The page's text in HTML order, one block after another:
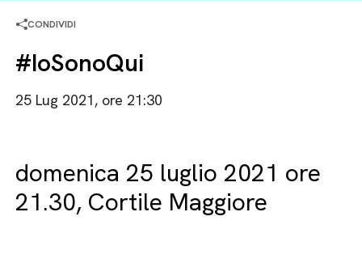
CONDIVIDI
#IoSonoQui
25 Lug 2021, ore 21:30
domenica 25 luglio 2021 ore
21.30, Cortile Maggiore